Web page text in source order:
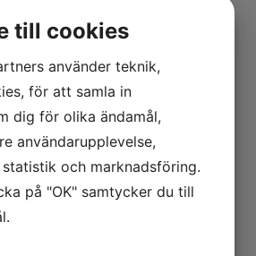
till cookies
använder teknik,
för att samla in
dig för olika ändamål,
användarupplevelse,
och marknadsföring.
på "OK" samtycker du till